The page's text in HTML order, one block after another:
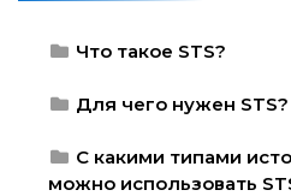
Что такое STS?
Для чего нужен STS?
С какими типами
можно использовать